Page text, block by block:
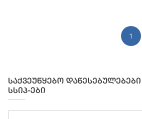
1
საქვეუწყებო
სსიპ-ები